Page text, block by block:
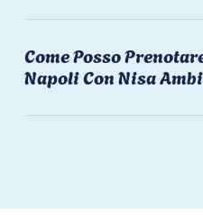
Come Posso
Napoli Con Nisa